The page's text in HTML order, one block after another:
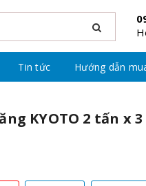
Tin tức Hướng dẫn
KYOTO 2 tấn x